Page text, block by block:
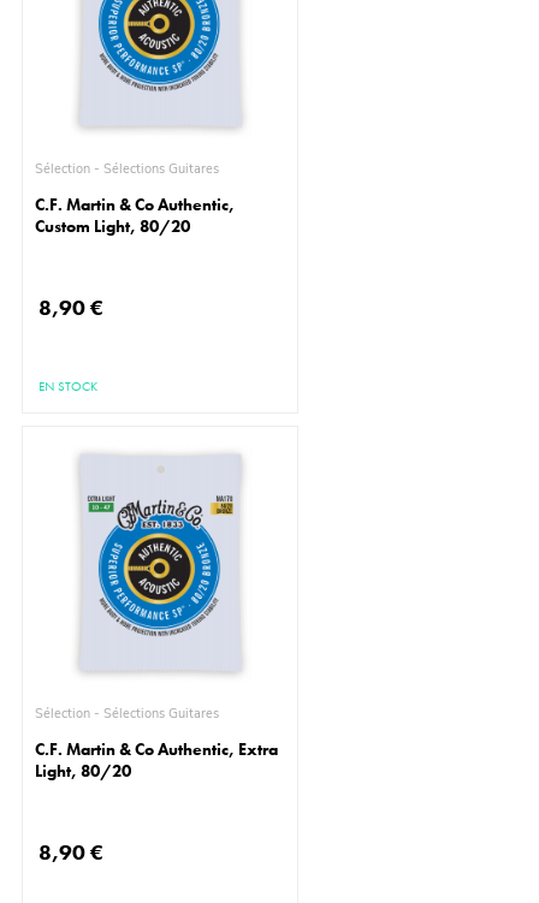
Sélection - Sélections Guitares
C.F. Martin & Co Authentic,
Custom Light, 80/20
8,90 €
EN STOCK
Sélection - Sélections Guitares
C.F. Martin & Co Authentic, Extra
Light, 80/20
8,90 €